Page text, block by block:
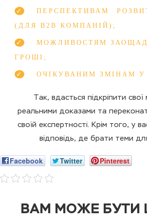
ПЕРСПЕКТИВАМ
(ДЛЯ B2B КОМПАНІЙ);
МОЖЛИВОСТЯМ
ГРОШІ;
ОЧІКУВАНИМ ЗМІНАМ У
Так, вдасться підкріпити свої
реальними доказами та
своїй експертності. Крім того, у
відповідь, де брати теми
Facebook Twitter Pinterest
ВАМ МОЖЕ БУТИ